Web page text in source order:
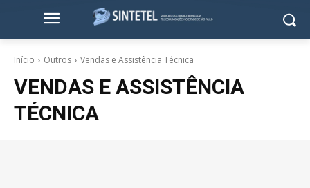
Início Outros Vendas e Assistência Técnica
VENDAS E ASSISTÊNCIA
TÉCNICA